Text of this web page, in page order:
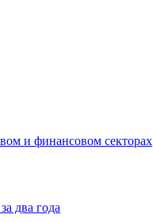
и финансовом секторах
два года